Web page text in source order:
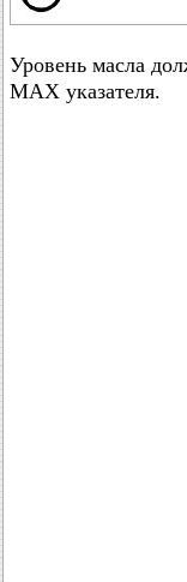
Уровень масла
МАХ указателя.